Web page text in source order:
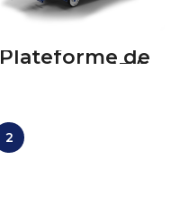
Plateforme de
transport 4T/1
2